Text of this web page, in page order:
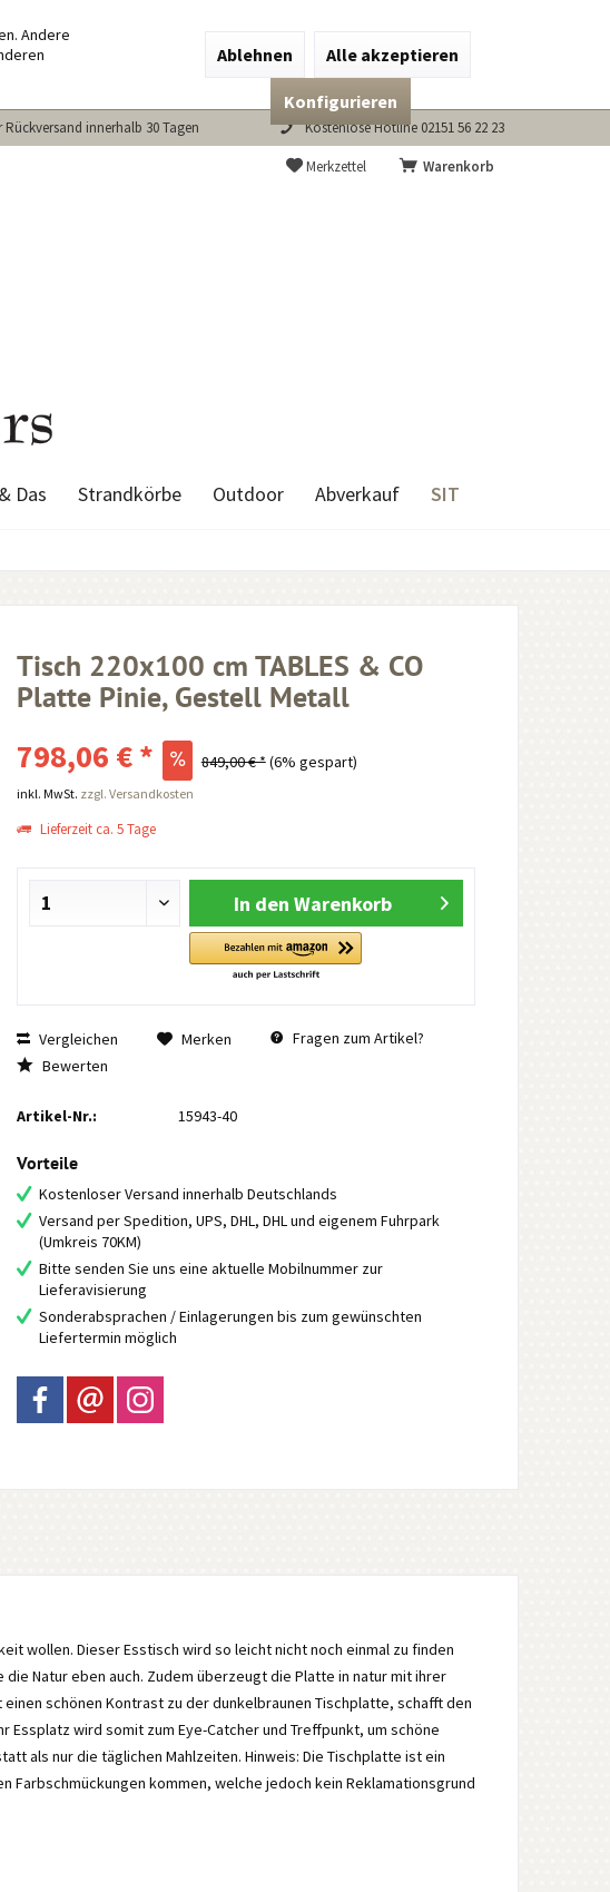
Andere
Ablehnen Alle akzeptieren
Konfigurieren
Rückversand innerhalb 30 Tagen Kostenlose Hotline 02151 56 22 23
Warenkorb
Merkzettel
Das Strandkörbe Outdoor Abverkauf SIT
Tisch 220x100 cm TABLES & CO
Platte Pinie, Gestell Metall
798,06 € * 849,00 € *(6% gespart)
inkl. MwSt. zzgl. Versandkosten
Lieferzeit ca. 5 Tage
In den Warenkorb
Vergleichen Merken
Fragen zum Artikel?
Bewerten
Artikel-Nr.: 15943-40
Vorteile
Kostenloser Versand innerhalb Deutschlands
Versand per Spedition, UPS, DHL, DHL und eigenem Fuhrpark
(Umkreis 70KM)
Bitte senden Sie uns eine aktuelle Mobilnummer zur
Lieferavisierung
Sonderabsprachen / Einlagerungen bis zum gewünschten
Liefertermin möglich
wollen. Dieser Esstisch wird so leicht nicht noch einmal zu finden
Natur eben auch. Zudem überzeugt die Platte in natur mit ihrer
schönen Kontrast zu der dunkelbraunen Tischplatte, schafft den
wird somit zum Eye-Catcher und Treffpunkt, um schöne
als nur die täglichen Mahlzeiten. Hinweis: Die Tischplatte ist ein
Farbschmückungen kommen, welche jedoch kein Reklamationsgrund